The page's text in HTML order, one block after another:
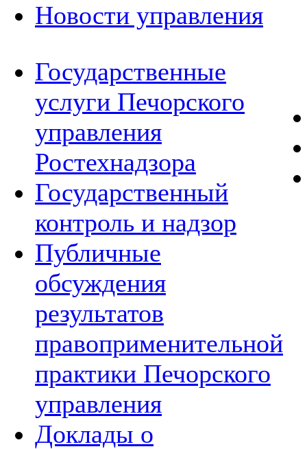
Новости управления
Государственные
услуги Печорского
управления
Ростехнадзора
Государственный
контроль и надзор
Публичные
обсуждения
результатов
правоприменительной
практики Печорского
управления
Доклады о